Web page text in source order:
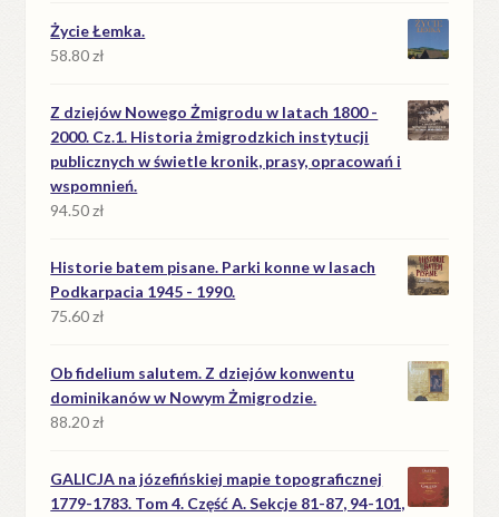
Życie Łemka.
58.80zł
Z dziejów Nowego Żmigrodu w latach 1800 -
2000. Cz.1. Historia żmigrodzkich instytucji
publicznych w świetle kronik, prasy, opracowań i
wspomnień.
94.50zł
Historie batem pisane. Parki konne w lasach
Podkarpacia 1945 - 1990.
75.60zł
Ob fidelium salutem. Z dziejów konwentu
dominikanów w Nowym Żmigrodzie.
88.20zł
GALICJA na józefińskiej mapie topograficznej
1779-1783. Tom 4. Część A. Sekcje 81-87, 94-101,